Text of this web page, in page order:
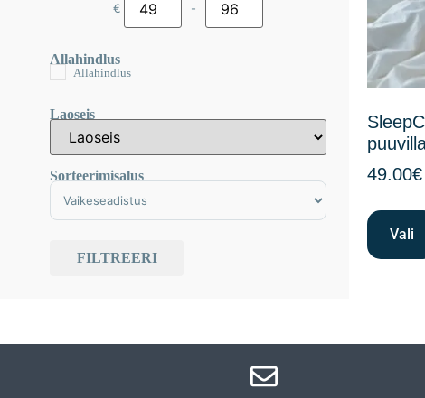
€ Minimum Price
-Maximum Price
Allahindlus
Allahindlus
Laoseis
Sorteerimisalus
Sort Products
FILTREERI
49.00€
Vali